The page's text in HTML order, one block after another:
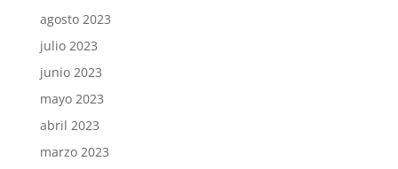
agosto 2023
julio 2023
junio 2023
mayo 2023
abril 2023
marzo 2023